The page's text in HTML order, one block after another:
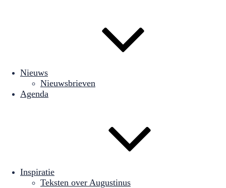
Nieuws
Nieuwsbrieven
Agenda
Inspiratie
Teksten over Augustinus